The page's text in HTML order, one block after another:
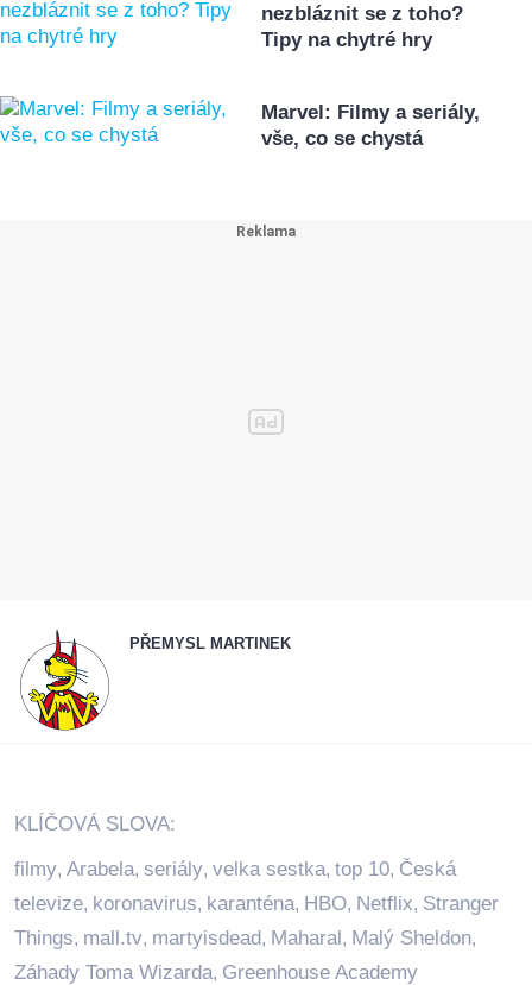
nezbláznit se z toho?
Tipy na chytré hry
Marvel: Filmy a seriály,
vše, co se chystá
PŘEMYSL MARTINEK
KLÍČOVÁ SLOVA:
filmy, Arabela, seriály, velka sestka, top 10, Česká
televize, koronavirus, karanténa, HBO, Netflix, Stranger
Things, mall.tv, martyisdead, Maharal, Malý Sheldon,
Záhady Toma Wizarda, Greenhouse Academy